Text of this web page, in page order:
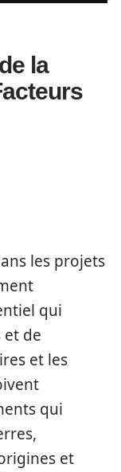
la
les projets
qui
et de
et les
qui
et